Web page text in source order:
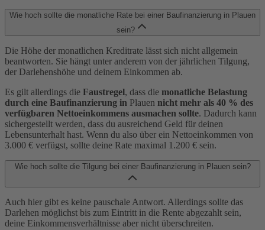
Wie hoch sollte die monatliche Rate bei einer Baufinanzierung in Plauen
sein?
Die Höhe der monatlichen Kreditrate lässt sich nicht allgemein
beantworten. Sie hängt unter anderem von der jährlichen Tilgung,
der Darlehenshöhe und deinem Einkommen ab.
Es gilt allerdings die Faustregel, dass die monatliche Belastung
durch eine Baufinanzierung in Plauen nicht mehr als 40 % des
verfügbaren Nettoeinkommens ausmachen sollte. Dadurch kann
sichergestellt werden, dass du ausreichend Geld für deinen
Lebensunterhalt hast. Wenn du also über ein Nettoeinkommen von
3.000 € verfügst, sollte deine Rate maximal 1.200 € sein.
Wie hoch sollte die Tilgung bei einer Baufinanzierung in Plauen sein?
Auch hier gibt es keine pauschale Antwort. Allerdings sollte das
Darlehen möglichst bis zum Eintritt in die Rente abgezahlt sein,
deine Einkommensverhältnisse aber nicht überschreiten.